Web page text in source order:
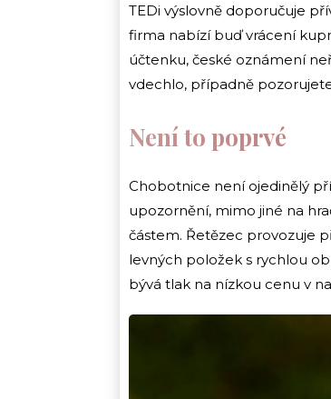
TEDi výslovně doporučuje
firma nabízí buď vrácení
účtenku, české oznámení
vdechlo, případně
Není to poprvé
Chobotnice není ojedinělý
upozornění, mimo jiné na
částem. Řetězec provozuje
levných položek s rychlou
bývá tlak na nízkou cenu v